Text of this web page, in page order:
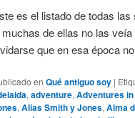
es el listado de todas
de ellas no las
que en esa época
en Qué antiguo soy |
, adventure, Adventures
, Alias Smith y Jones, Alma